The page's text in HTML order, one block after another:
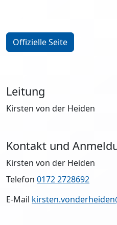
Offizielle Seite
Leitung
Kirsten von der Heiden
Kontakt und
Kirsten von der Heiden
Telefon 0172 2728692
E-Mail